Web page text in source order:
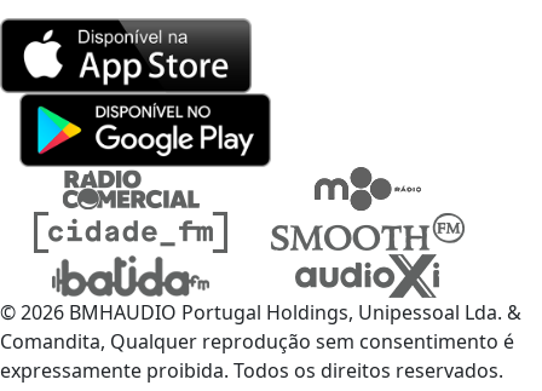
© 2026 BMHAUDIO Portugal Holdings, Unipessoal Lda. &
Comandita, Qualquer reprodução sem consentimento é
expressamente proibida. Todos os direitos reservados.